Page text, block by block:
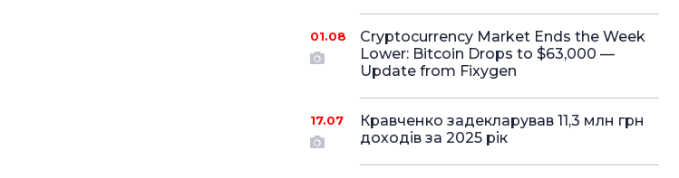
01.08
Cryptocurrency Market Ends the Week
Lower: Bitcoin Drops to $63,000 —
Update from Fixygen
17.07
Кравченко задекларував 11,3 млн грн
доходів за 2025 рік